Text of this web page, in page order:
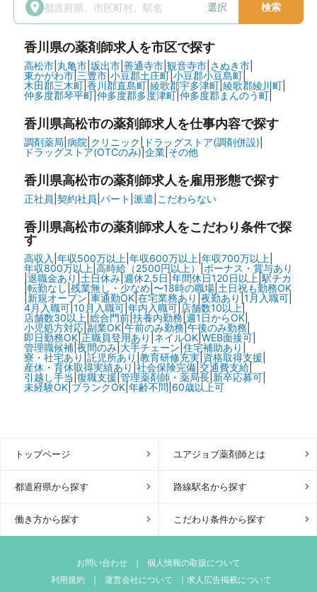
選択 検索
香川県の薬剤師求人を市区で探す
高松市| 丸亀市| 坂出市| 善通寺市| 観音寺市| さぬき市|
東かがわ市| 三豊市| 小豆郡土庄町| 小豆郡小豆島町|
木田郡三木町| 香川郡直島町| 綾歌郡宇多津町| 綾歌郡綾川町|
仲多度郡琴平町| 仲多度郡多度津町| 仲多度郡まんのう町|
香川県高松市の薬剤師求人を仕事内容で探す
調剤薬局 病院 クリニック ドラッグストア(調剤併設)
ドラッグストア(OTCのみ)| 企業| その他
香川県高松市の薬剤師求人を雇用形態で探す
正社員 契約社員 パート 派遣 こだわらない
香川県高松市の薬剤師求人をこだわり条件で探
す
高収入 年収500万以上 年収600万以上 年収700万以上
年収800万以上 高時給（2500円以上）| ボーナス・賞与あり
退職金あり 土日休み| 週休2.5日 年間休日120日以上 駅チカ
|転勤なし 残業無し・少なめ 〜18時の職場| 土日祝も勤務OK
|新規オープン 車通勤OK|在宅業務あり 夜勤あり 1月入職可|
4月入職可| 10月入職可| 年内入職可| 店舗数10以上|
店舗数30以上 総合門前| 扶養内勤務 週1日からOK|
小児処方対応| 副業OK| 午前のみ勤務| 午後のみ勤務|
即日勤務OK| 正職員登用あり ネイルOK| WEB面接可|
管理職候補| 夜間のみ| 大手チェーン 住宅補助あり
寮・社宅あり 託児所あり 教育研修充実| 資格取得支援
産休・育休取得実績あり 社会保険完備| 交通費支給|
引越し手当 復職支援 |管理薬剤師・薬局長| 新卒応募可|
未経験OK| ブランクOK| 年齢不問 60歳以上可
トップページ ユアジョブ薬剤師とは
都道府県から探す 路線駅名から探す
働き方から探す こだわり条件から探す
お問い合わせ ｜
個人情報の取扱について
利用規約
｜ 運営会社について ｜ 求人広告掲載について